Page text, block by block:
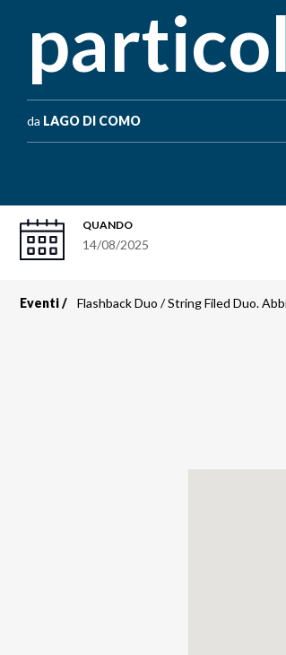
da LAGO DI COMO
QUANDO
14/08/2025
Eventi Flashback Duo / String Filed Duo.